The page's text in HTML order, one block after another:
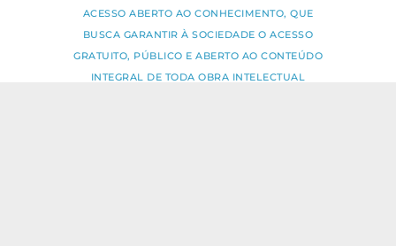
ACESSO ABERTO AO CONHECIMENTO, QUE
BUSCA GARANTIR À SOCIEDADE O ACESSO
GRATUITO, PÚBLICO E ABERTO AO CONTEÚDO
INTEGRAL DE TODA OBRA INTELECTUAL